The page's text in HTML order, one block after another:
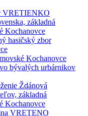
VRETIENKO
základná
Kochanovce
hasičský zbor
Kochanovce
bývalých urbárnikov
Ždánová
základná
Kochanovce
VRETENO